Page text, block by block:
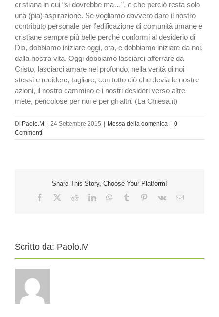
cristiana in cui “si dovrebbe ma…”, e che perciò resta solo
una (pia) aspirazione. Se vogliamo davvero dare il nostro
contributo personale per l’edificazione di comunità umane e
cristiane sempre più belle perché conformi al desiderio di
Dio, dobbiamo iniziare oggi, ora, e dobbiamo iniziare da noi,
dalla nostra vita. Oggi dobbiamo lasciarci afferrare da
Cristo, lasciarci amare nel profondo, nella verità di noi
stessi e recidere, tagliare, con tutto ciò che devia le nostre
azioni, il nostro cammino e i nostri desideri verso altre
mete, pericolose per noi e per gli altri. (La Chiesa.it)
Di Paolo.M 24 Settembre 2015 Messa della domenica
0
Commenti
Share This Story, Choose Your Platform!
Facebook RedditLinkedInWhatsApp
Tumblr Pinterest
Vk Email
Scritto da: Paolo.M